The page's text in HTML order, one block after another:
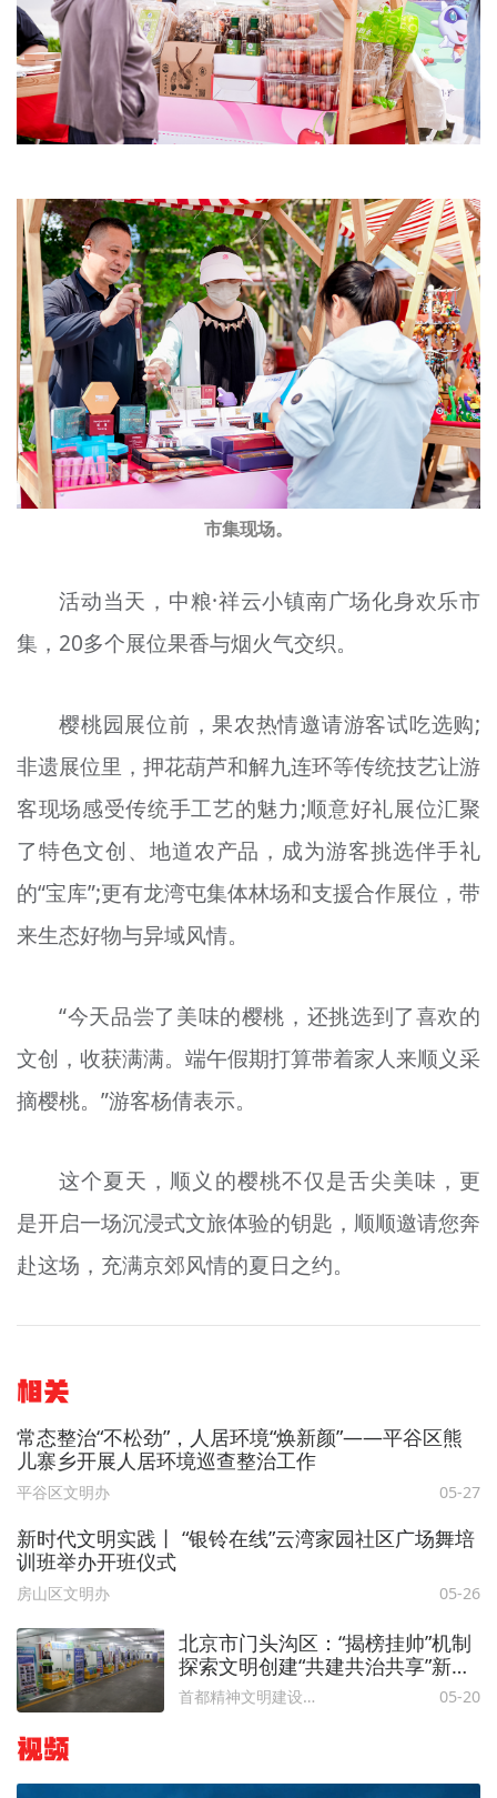
市集现场。
活动当天，中粮·祥云小镇南广场化身欢乐市
集，20多个展位果香与烟火气交织。
樱桃园展位前，果农热情邀请游客试吃选购;
非遗展位里，押花葫芦和解九连环等传统技艺让游
客现场感受传统手工艺的魅力;顺意好礼展位汇聚
了特色文创、地道农产品，成为游客挑选伴手礼
的“宝库”;更有龙湾屯集体林场和支援合作展位，带
来生态好物与异域风情。
“今天品尝了美味的樱桃，还挑选到了喜欢的
文创，收获满满。端午假期打算带着家人来顺义采
摘樱桃。”游客杨倩表示。
这个夏天，顺义的樱桃不仅是舌尖美味，更
是开启一场沉浸式文旅体验的钥匙，顺顺邀请您奔
赴这场，充满京郊风情的夏日之约。
相关
常态整治“不松劲”，人居环境“焕新颜”——平谷区熊
儿寨乡开展人居环境巡查整治工作
平谷区文明办 05-27
新时代文明实践丨 “银铃在线”云湾家园社区广场舞培
训班举办开班仪式
房山区文明办 05-26
北京市门头沟区：“揭榜挂帅”机制
探索文明创建“共建共治共享”新路
径
首都精神文明建设委员会办公室 05-20
视频